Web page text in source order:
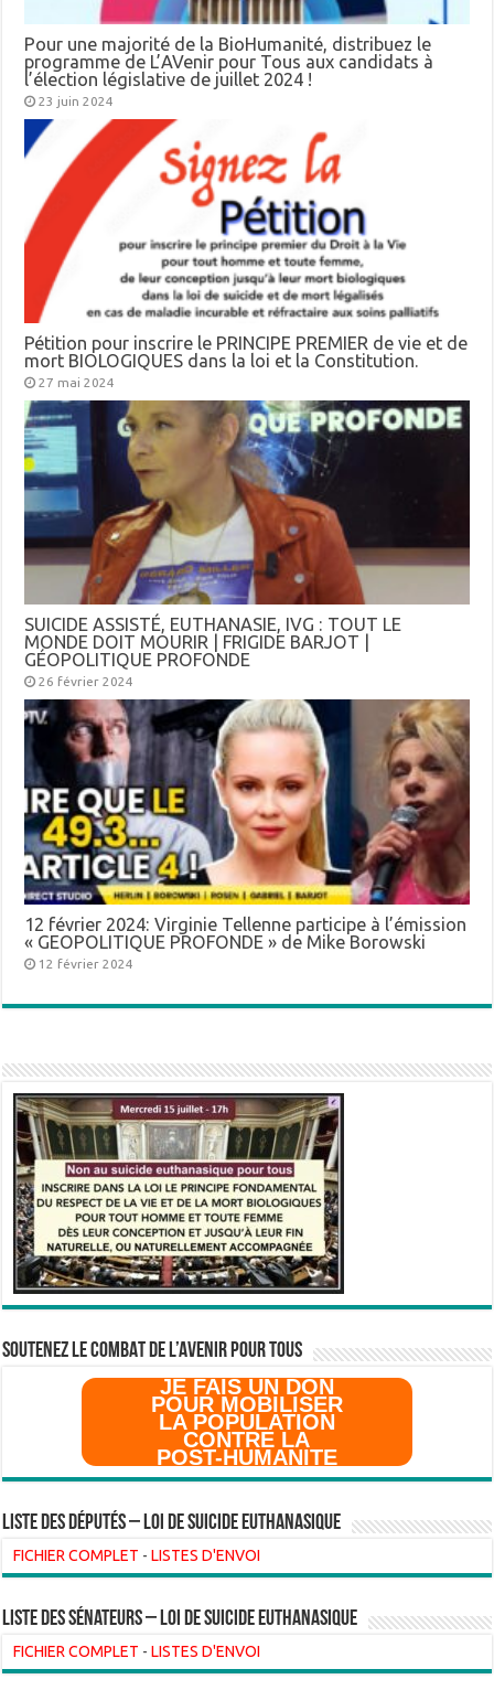
Pour une majorité de la BioHumanité, distribuez le
programme de L’AVenir pour Tous aux candidats à
l’élection législative de juillet 2024 !
23 juin 2024
Pétition pour inscrire le PRINCIPE PREMIER de vie et de
mort BIOLOGIQUES dans la loi et la Constitution.
27 mai 2024
SUICIDE ASSISTÉ, EUTHANASIE, IVG : TOUT LE
MONDE DOIT MOURIR | FRIGIDE BARJOT |
GÉOPOLITIQUE PROFONDE
26 février 2024
12 février 2024: Virginie Tellenne participe à l’émission
« GEOPOLITIQUE PROFONDE » de Mike Borowski
12 février 2024
SOUTENEZ LE COMBAT DE L’AVenir pour Tous
JE FAIS UN DON
POUR MOBILISER
LA POPULATION
CONTRE LA
POST-HUMANITE
Liste des Députés – Loi de suicide euthanasique
FICHIER COMPLET -LISTES D'ENVOI
liste des sénateurs – loi de suicide euthanasique
FICHIER COMPLET -LISTES D'ENVOI